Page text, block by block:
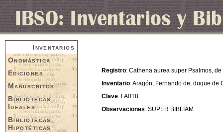
Inventarios
Onomástica
Ediciones
Manuscritos
Bibliotecas
Ideales
Bibliotecas
Hipotéticas
Registro: Cathena aurea super Psalmos,
Inventario: Aragón, Fernando de, duque de
Clave: FA018
Observaciones: SUPER BIBLIAM